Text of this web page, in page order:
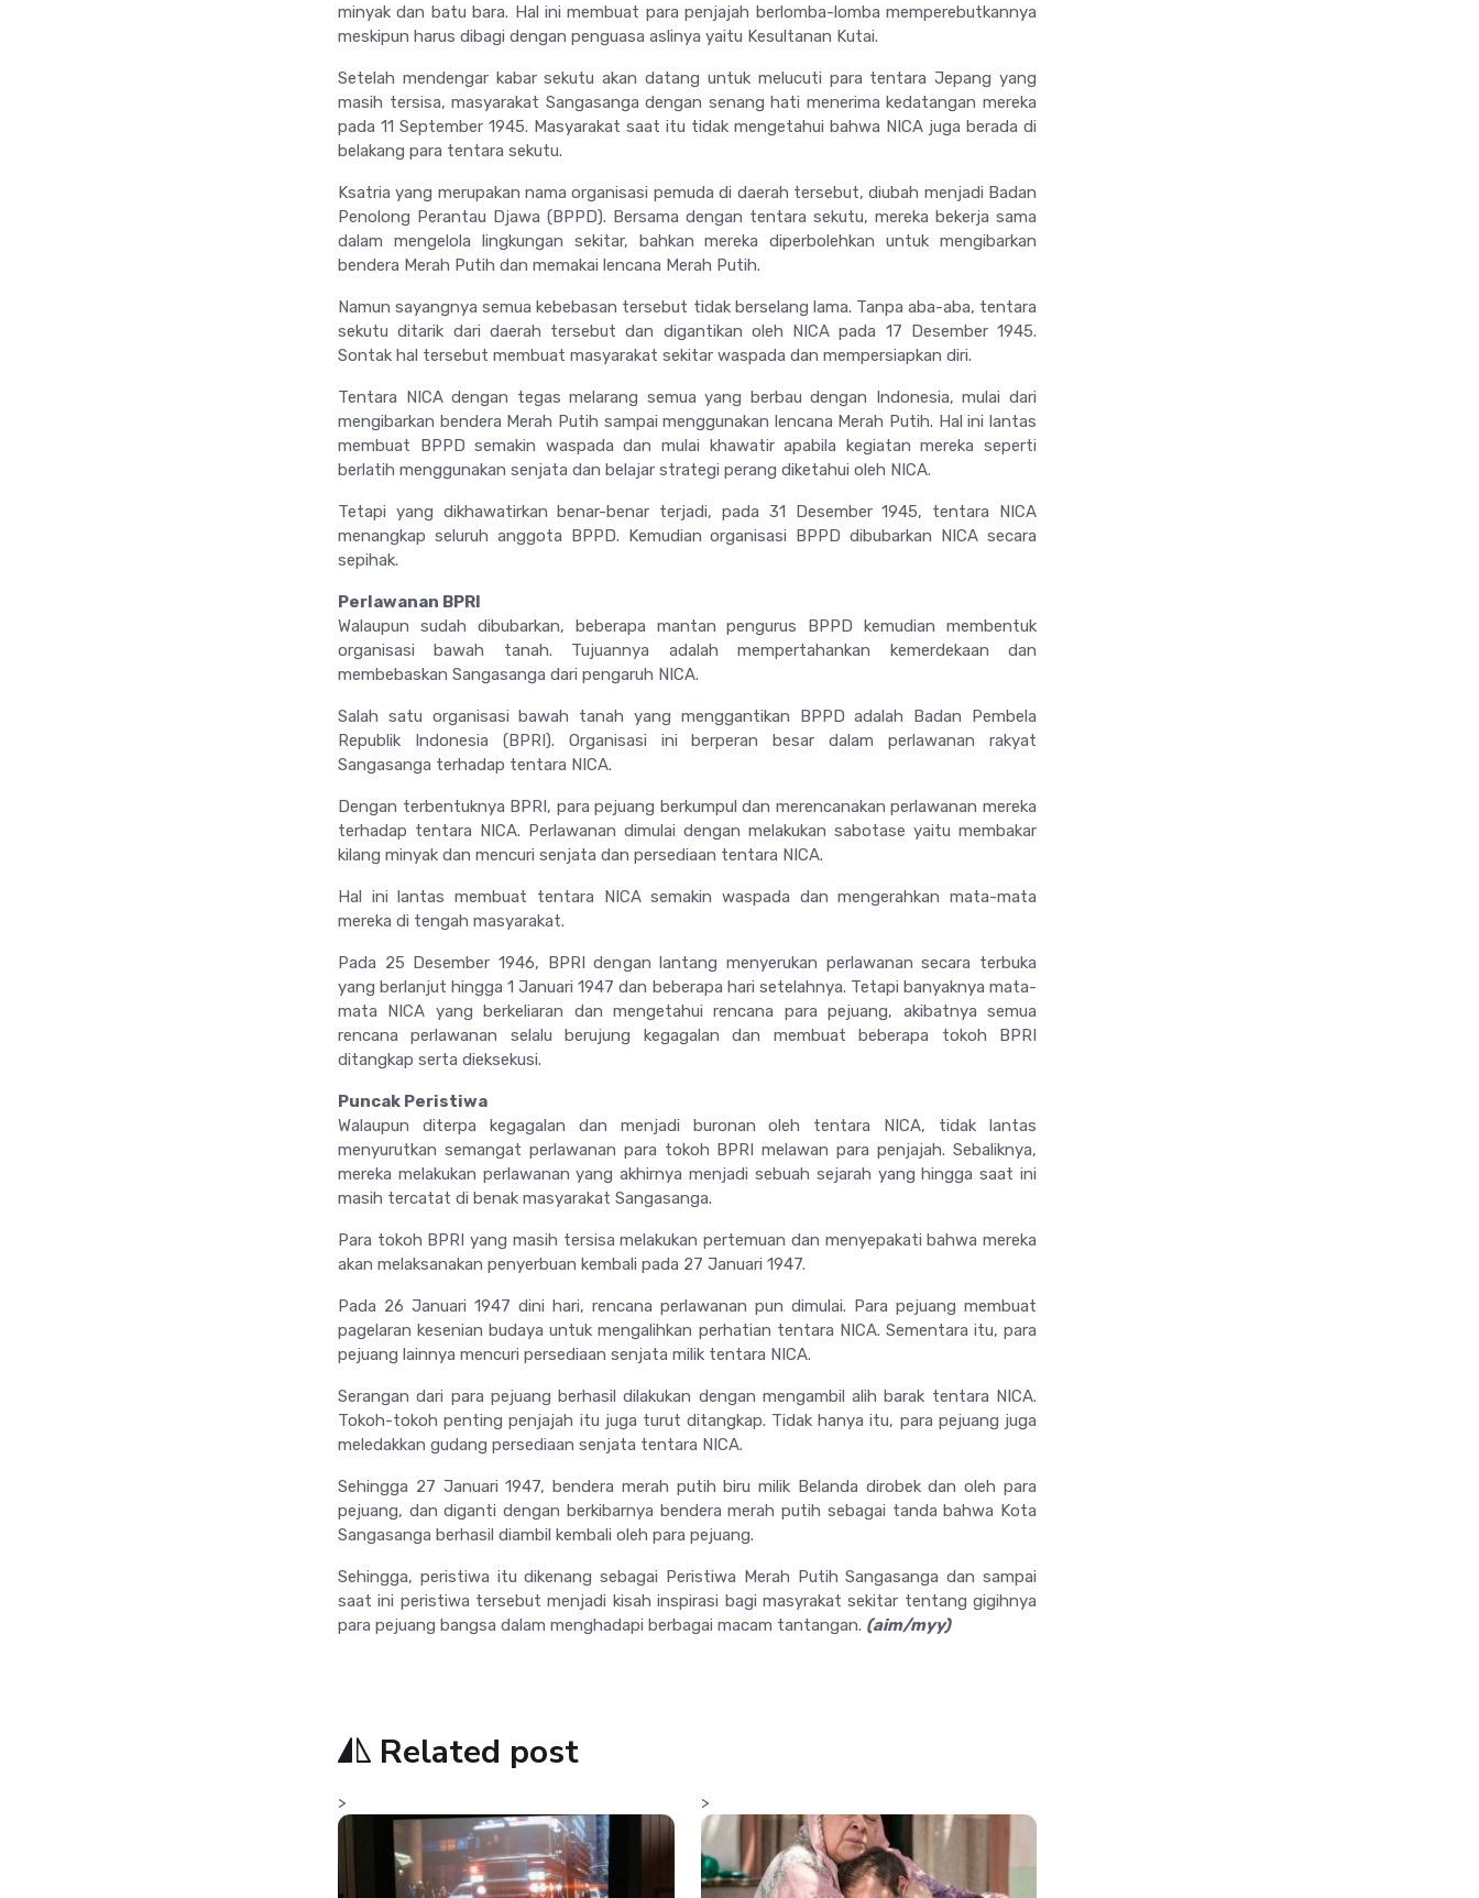
minyak dan batu bara. Hal ini membuat para penjajah berlomba-lomba memperebutkannya
meskipun harus dibagi dengan penguasa aslinya yaitu Kesultanan Kutai.
Setelah mendengar kabar sekutu akan datang untuk melucuti para tentara Jepang yang
masih tersisa, masyarakat Sangasanga dengan senang hati menerima kedatangan mereka
pada 11 September 1945. Masyarakat saat itu tidak mengetahui bahwa NICA juga berada di
belakang para tentara sekutu.
Ksatria yang merupakan nama organisasi pemuda di daerah tersebut, diubah menjadi Badan
Penolong Perantau Djawa (BPPD). Bersama dengan tentara sekutu, mereka bekerja sama
dalam mengelola lingkungan sekitar, bahkan mereka diperbolehkan untuk mengibarkan
bendera Merah Putih dan memakai lencana Merah Putih.
Namun sayangnya semua kebebasan tersebut tidak berselang lama. Tanpa aba-aba, tentara
sekutu ditarik dari daerah tersebut dan digantikan oleh NICA pada 17 Desember 1945.
Sontak hal tersebut membuat masyarakat sekitar waspada dan mempersiapkan diri.
Tentara NICA dengan tegas melarang semua yang berbau dengan Indonesia, mulai dari
mengibarkan bendera Merah Putih sampai menggunakan lencana Merah Putih. Hal ini lantas
membuat BPPD semakin waspada dan mulai khawatir apabila kegiatan mereka seperti
berlatih menggunakan senjata dan belajar strategi perang diketahui oleh NICA.
Tetapi yang dikhawatirkan benar-benar terjadi, pada 31 Desember 1945, tentara NICA
menangkap seluruh anggota BPPD. Kemudian organisasi BPPD dibubarkan NICA secara
sepihak.
Perlawanan BPRI
Walaupun sudah dibubarkan, beberapa mantan pengurus BPPD kemudian membentuk
organisasi bawah tanah. Tujuannya adalah mempertahankan kemerdekaan dan
membebaskan Sangasanga dari pengaruh NICA.
Salah satu organisasi bawah tanah yang menggantikan BPPD adalah Badan Pembela
Republik Indonesia (BPRI). Organisasi ini berperan besar dalam perlawanan rakyat
Sangasanga terhadap tentara NICA.
Dengan terbentuknya BPRI, para pejuang berkumpul dan merencanakan perlawanan mereka
terhadap tentara NICA. Perlawanan dimulai dengan melakukan sabotase yaitu membakar
kilang minyak dan mencuri senjata dan persediaan tentara NICA.
Hal ini lantas membuat tentara NICA semakin waspada dan mengerahkan mata-mata
mereka di tengah masyarakat.
Pada 25 Desember 1946, BPRI dengan lantang menyerukan perlawanan secara terbuka
yang berlanjut hingga 1 Januari 1947 dan beberapa hari setelahnya. Tetapi banyaknya mata-
mata NICA yang berkeliaran dan mengetahui rencana para pejuang, akibatnya semua
rencana perlawanan selalu berujung kegagalan dan membuat beberapa tokoh BPRI
ditangkap serta dieksekusi.
Puncak Peristiwa
Walaupun diterpa kegagalan dan menjadi buronan oleh tentara NICA, tidak lantas
menyurutkan semangat perlawanan para tokoh BPRI melawan para penjajah. Sebaliknya,
mereka melakukan perlawanan yang akhirnya menjadi sebuah sejarah yang hingga saat ini
masih tercatat di benak masyarakat Sangasanga.
Para tokoh BPRI yang masih tersisa melakukan pertemuan dan menyepakati bahwa mereka
akan melaksanakan penyerbuan kembali pada 27 Januari 1947.
Pada 26 Januari 1947 dini hari, rencana perlawanan pun dimulai. Para pejuang membuat
pagelaran kesenian budaya untuk mengalihkan perhatian tentara NICA. Sementara itu, para
pejuang lainnya mencuri persediaan senjata milik tentara NICA.
Serangan dari para pejuang berhasil dilakukan dengan mengambil alih barak tentara NICA.
Tokoh-tokoh penting penjajah itu juga turut ditangkap. Tidak hanya itu, para pejuang juga
meledakkan gudang persediaan senjata tentara NICA.
Sehingga 27 Januari 1947, bendera merah putih biru milik Belanda dirobek dan oleh para
pejuang, dan diganti dengan berkibarnya bendera merah putih sebagai tanda bahwa Kota
Sangasanga berhasil diambil kembali oleh para pejuang.
Sehingga, peristiwa itu dikenang sebagai Peristiwa Merah Putih Sangasanga dan sampai
saat ini peristiwa tersebut menjadi kisah inspirasi bagi masyrakat sekitar tentang gigihnya
para pejuang bangsa dalam menghadapi berbagai macam tantangan. (aim/myy)
Related post
> >